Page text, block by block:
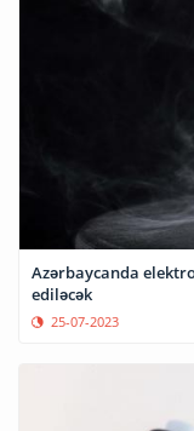
Azərbaycanda
ediləcək
25-07-2023